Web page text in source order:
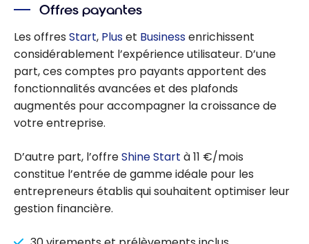
Offres payantes
Les offres Start, Pluset Businessenrichissent
considérablement l’expérience utilisateur. D’une
part, ces comptes pro payants apportent des
fonctionnalités avancées et des plafonds
augmentés pour accompagner la croissance de
votre entreprise.
D’autre part, l’offreShine Start à 11 €/mois
constitue l’entrée de gamme idéale pour les
entrepreneurs établis qui souhaitent optimiser leur
gestion financière.